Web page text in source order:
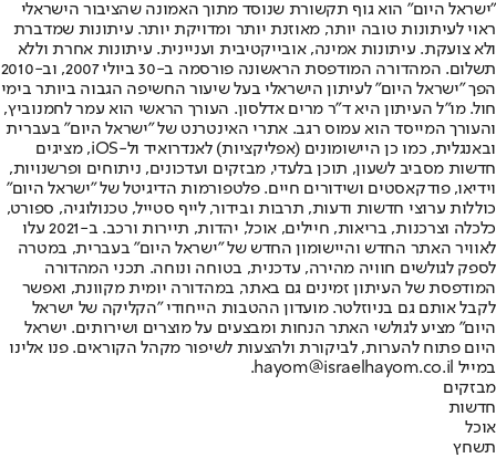
"ישראל היום" הוא גוף תקשורת שנוסד מתוך האמונה שהציבור הישראלי
ראוי לעיתונות טובה יותר, מאוזנת יותר ומדויקת יותר. עיתונות שמדברת
ולא צועקת. עיתונות אמינה, אובייקטיבית ועניינית. עיתונות אחרת וללא
תשלום. המהדורה המודפסת הראשונה פורסמה ב-30 ביולי 2007, וב-2010
הפך "ישראל היום" לעיתון הישראלי בעל שיעור החשיפה הגבוה ביותר בימי
חול. מו"ל העיתון היא ד"ר מרים אדלסון. העורך הראשי הוא עמר לחמנוביץ,
והעורך המייסד הוא עמוס רגב. אתרי האינטרנט של "ישראל היום" בעברית
ובאנגלית, כמו כן היישומונים (אפליקציות) לאנדרואיד ול-iOS, מציגים
חדשות מסביב לשעון, תוכן בלעדי, מבזקים ועדכונים, ניתוחים ופרשנויות,
וידיאו, פודקאסטים ושידורים חיים. פלטפורמות הדיגיטל של "ישראל היום"
כוללות ערוצי חדשות ודעות, תרבות ובידור, לייף סטייל, טכנולוגיה, ספורט,
כלכלה וצרכנות, בריאות, חיילים, אוכל, יהדות, תיירות ורכב. ב-2021 עלו
לאוויר האתר החדש והיישומון החדש של "ישראל היום" בעברית, במטרה
לספק לגולשים חוויה מהירה, עדכנית, בטוחה ונוחה. תכני המהדורה
המודפסת של העיתון זמינים גם באתר, במהדורה יומית מקוונת, ואפשר
לקבל אותם גם בניוזלטר. מועדון ההטבות הייחודי "הקליקה של ישראל
היום" מציע לגולשי האתר הנחות ומבצעים על מוצרים ושירותים. ישראל
היום פתוח להערות, לביקורת ולהצעות לשיפור מקהל הקוראים. פנו אלינו
במייל hayom@israelhayom.co.il.
מבזקים
חדשות
אוכל
תשחץ